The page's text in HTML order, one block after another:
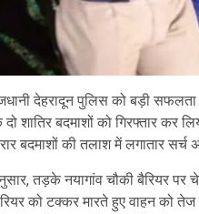
देहरादून पुलिस को बड़ी
शातिर बदमाशों को गिरफ्तार कर
बदमाशों की तलाश में लगातार सर्च
तड़के नयागांव चौकी बैरियर पर
को टक्कर मारते हुए वाहन को